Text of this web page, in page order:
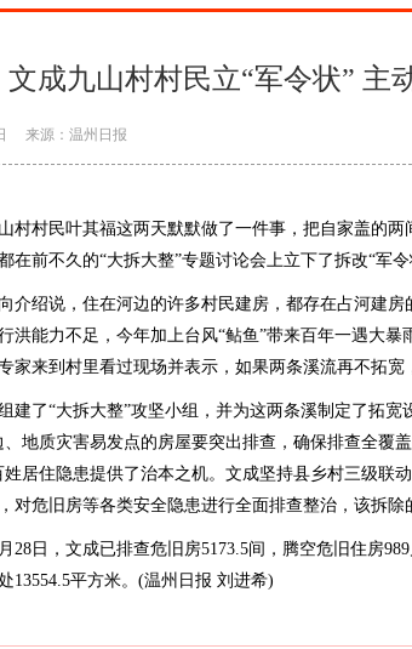
文成九山村村民立“军令状” 主
来源：温州日报
村民叶其福这两天默默做了一件事，把自家盖的两
在前不久的“大拆大整”专题讨论会上立下了拆改“军
绍说，住在河边的许多村民建房，都存在占河建房
洪能力不足，今年加上台风“鲇鱼”带来百年一遇大暴
家来到村里看过现场并表示，如果两条溪流再不拓宽
了“大拆大整”攻坚小组，并为这两条溪制定了拓宽
地质灾害易发点的房屋要突出排查，确保排查全覆
姓居住隐患提供了治本之机。文成坚持县乡村三级联
对危旧房等各类安全隐患进行全面排查整治，该拆除
日，文成已排查危旧房5173.5间，腾空危旧住房989
13554.5平方米。(温州日报 刘进希)